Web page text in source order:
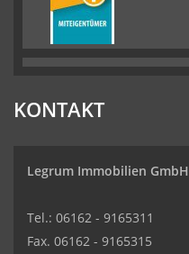
KONTAKT
Legrum Immobilien GmbH
Tel.: 06162 - 9165311
Fax. 06162 - 9165315